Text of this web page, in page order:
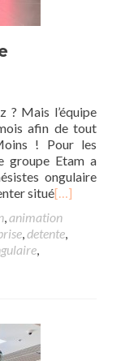
? Mais l’équipe
afin de tout
! Pour les
groupe Etam a
ongulaire
situé[…]
,animation
,detente,
,